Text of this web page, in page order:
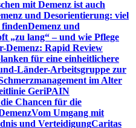
mit Demenz ist auch
und Desorientierung: viel
findenDemenz und
„zu lang“ – und wie Pflege
Demenz: Rapid Review
für eine einheitlichere
Länder-Arbeitsgruppe zur
im Alter
GeriPAIN
Chancen für die
Vom Umgang mit
und VerteidigungCaritas